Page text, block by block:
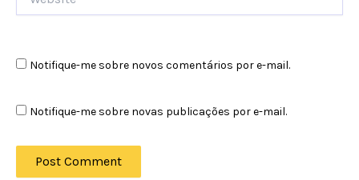
Notifique-me sobre novos comentários por e-mail.
Notifique-me sobre novas publicações por e-mail.